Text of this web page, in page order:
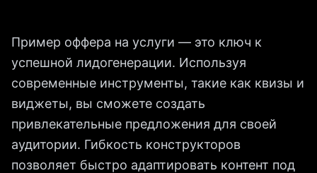
Пример оффера на услуги — это ключ к
успешной лидогенерации. Используя
современные инструменты, такие как квизы и
виджеты, вы сможете создать
привлекательные предложения для своей
аудитории. Гибкость конструкторов
позволяет быстро адаптировать контент под